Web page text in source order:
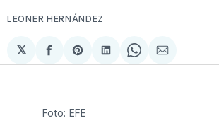
LEONER HERNÁNDEZ
𝕏
Compartir
en
Share
on
Compartir
en
Share
on
Compartir
via
Foto: EFE